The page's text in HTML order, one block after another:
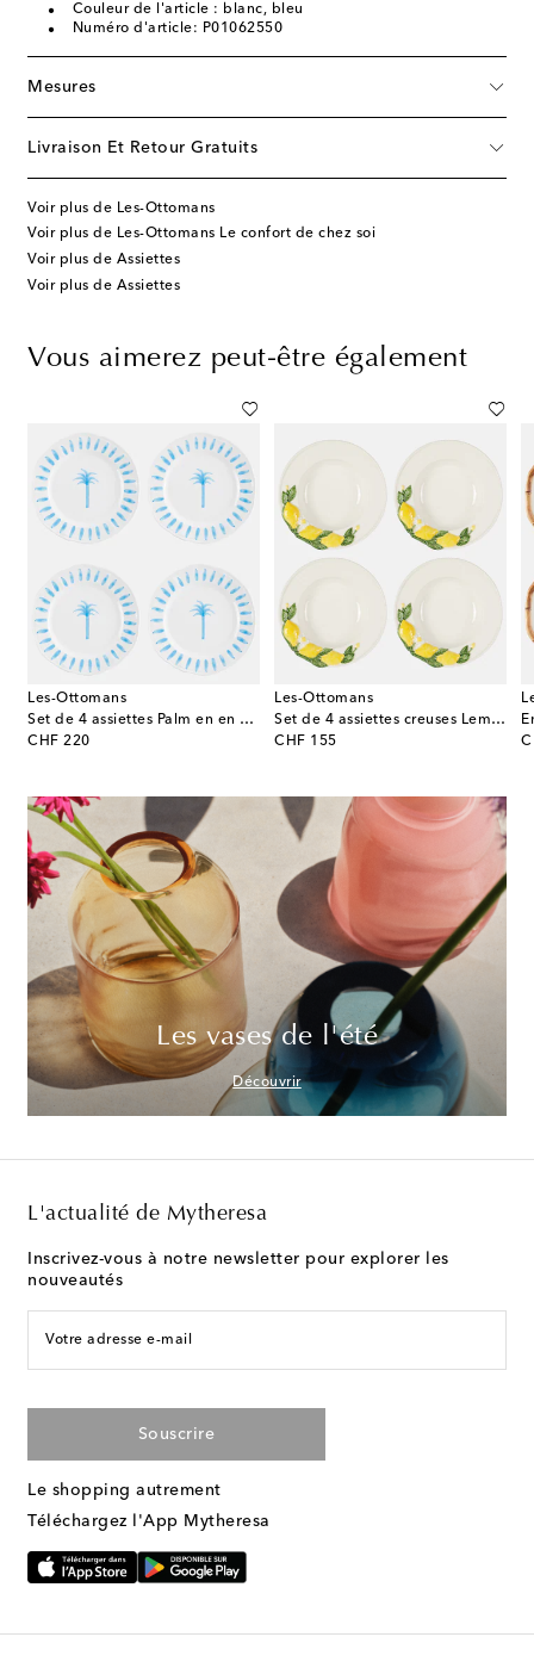
Couleur de l'article : blanc, bleu
Numéro d'article: P01062550
Mesures
Livraison Et Retour Gratuits
Voir plus de Les-Ottomans
Voir plus de Les-Ottomans Le confort de chez soi
Voir plus de Assiettes
Voir plus de Assiettes
Vous aimerez peut-être également
Les-Ottomans
Set de 4 assiettes Palm en en céramique
CHF 220
original price
Les-Ottomans
Set de 4 assiettes creuses Lemon en céramique
CHF 155
original price
Les vases de l'été
Découvrir
L'actualité de Mytheresa
Inscrivez-vous à notre newsletter pour explorer les
nouveautés
Votre adresse e-mail
Souscrire
Le shopping autrement
Téléchargez l'App Mytheresa